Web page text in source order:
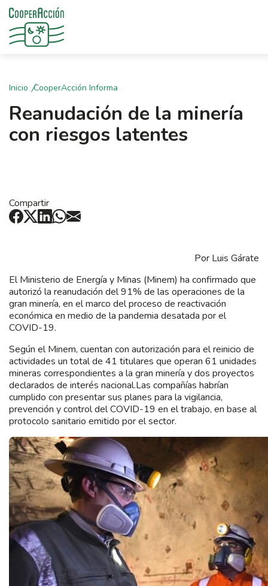
Inicio CooperAcción Informa
Reanudación de la minería
con riesgos latentes
Compartir
Por Luis Gárate
El Ministerio de Energía y Minas (Minem) ha confirmado que
autorizó la reanudación del 91% de las operaciones de la
gran minería, en el marco del proceso de reactivación
económica en medio de la pandemia desatada por el
COVID-19.
Según el Minem, cuentan con autorización para el reinicio de
actividades un total de 41 titulares que operan 61 unidades
mineras correspondientes a la gran minería y dos proyectos
declarados de interés nacional.Las compañías habrían
cumplido con presentar sus planes para la vigilancia,
prevención y control del COVID-19 en el trabajo, en base al
protocolo sanitario emitido por el sector.